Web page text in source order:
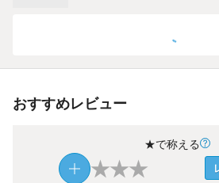
おすすめレビュー
★で称える
★★★